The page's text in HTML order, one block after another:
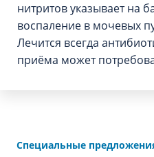
нитритов указывает на
воспаление в мочевых
Лечится всегда
приёма может
Специальные